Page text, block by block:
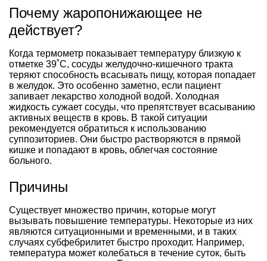
Почему жаропонижающее не
действует?
Когда термометр показывает температуру близкую к
отметке 39˚C, сосуды желудочно-кишечного тракта
теряют способность всасывать пищу, которая попадает
в желудок. Это особенно заметно, если пациент
запивает лекарство холодной водой. Холодная
жидкость сужает сосуды, что препятствует всасыванию
активных веществ в кровь. В такой ситуации
рекомендуется обратиться к использованию
суппозиториев. Они быстро растворяются в прямой
кишке и попадают в кровь, облегчая состояние
больного.
Причины
Существует множество причин, которые могут
вызывать повышение температуры. Некоторые из них
являются ситуационными и временными, и в таких
случаях субфебрилитет быстро проходит. Например,
температура может колебаться в течение суток, быть